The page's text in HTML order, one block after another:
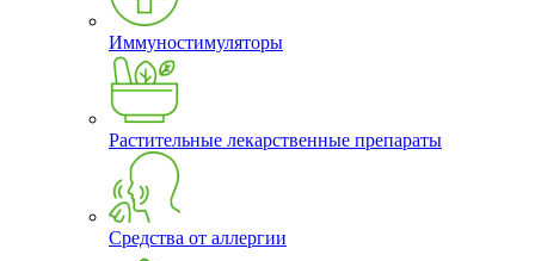
Иммуностимуляторы
Растительные лекарственные препараты
Средства от аллергии